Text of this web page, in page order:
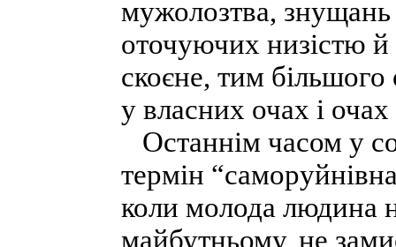
мужолозтва,
оточуючих низістю й
скоєне, тим більшого
у власних очах і
Останнім часом у
термін
коли молода людина
майбутньому, не